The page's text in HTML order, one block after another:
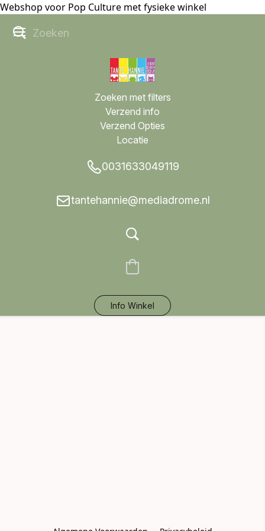
Webshop voor Pop Culture met fysieke winkel
Zoeken met filters
Verzend info
Verzend Opties
Locatie
0031633049119
tantehannie@mediadrome.nl
Info Winkel